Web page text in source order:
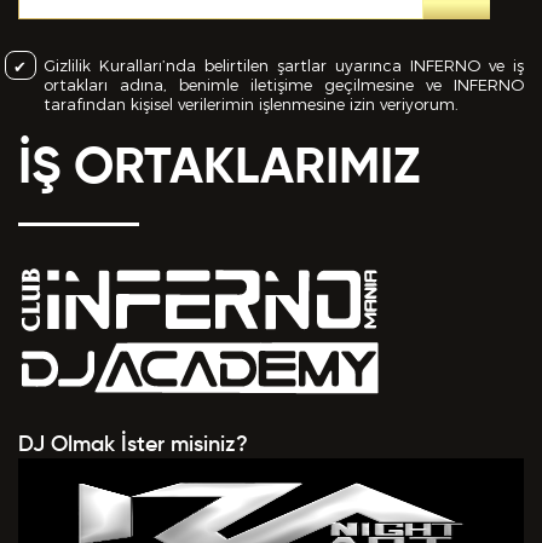
Gizlilik Kuralları’nda belirtilen şartlar uyarınca INFERNO ve iş
ortakları adına, benimle iletişime geçilmesine ve INFERNO
tarafından kişisel verilerimin işlenmesine izin veriyorum.
İŞ ORTAKLARIMIZ
DJ Olmak İster misiniz?